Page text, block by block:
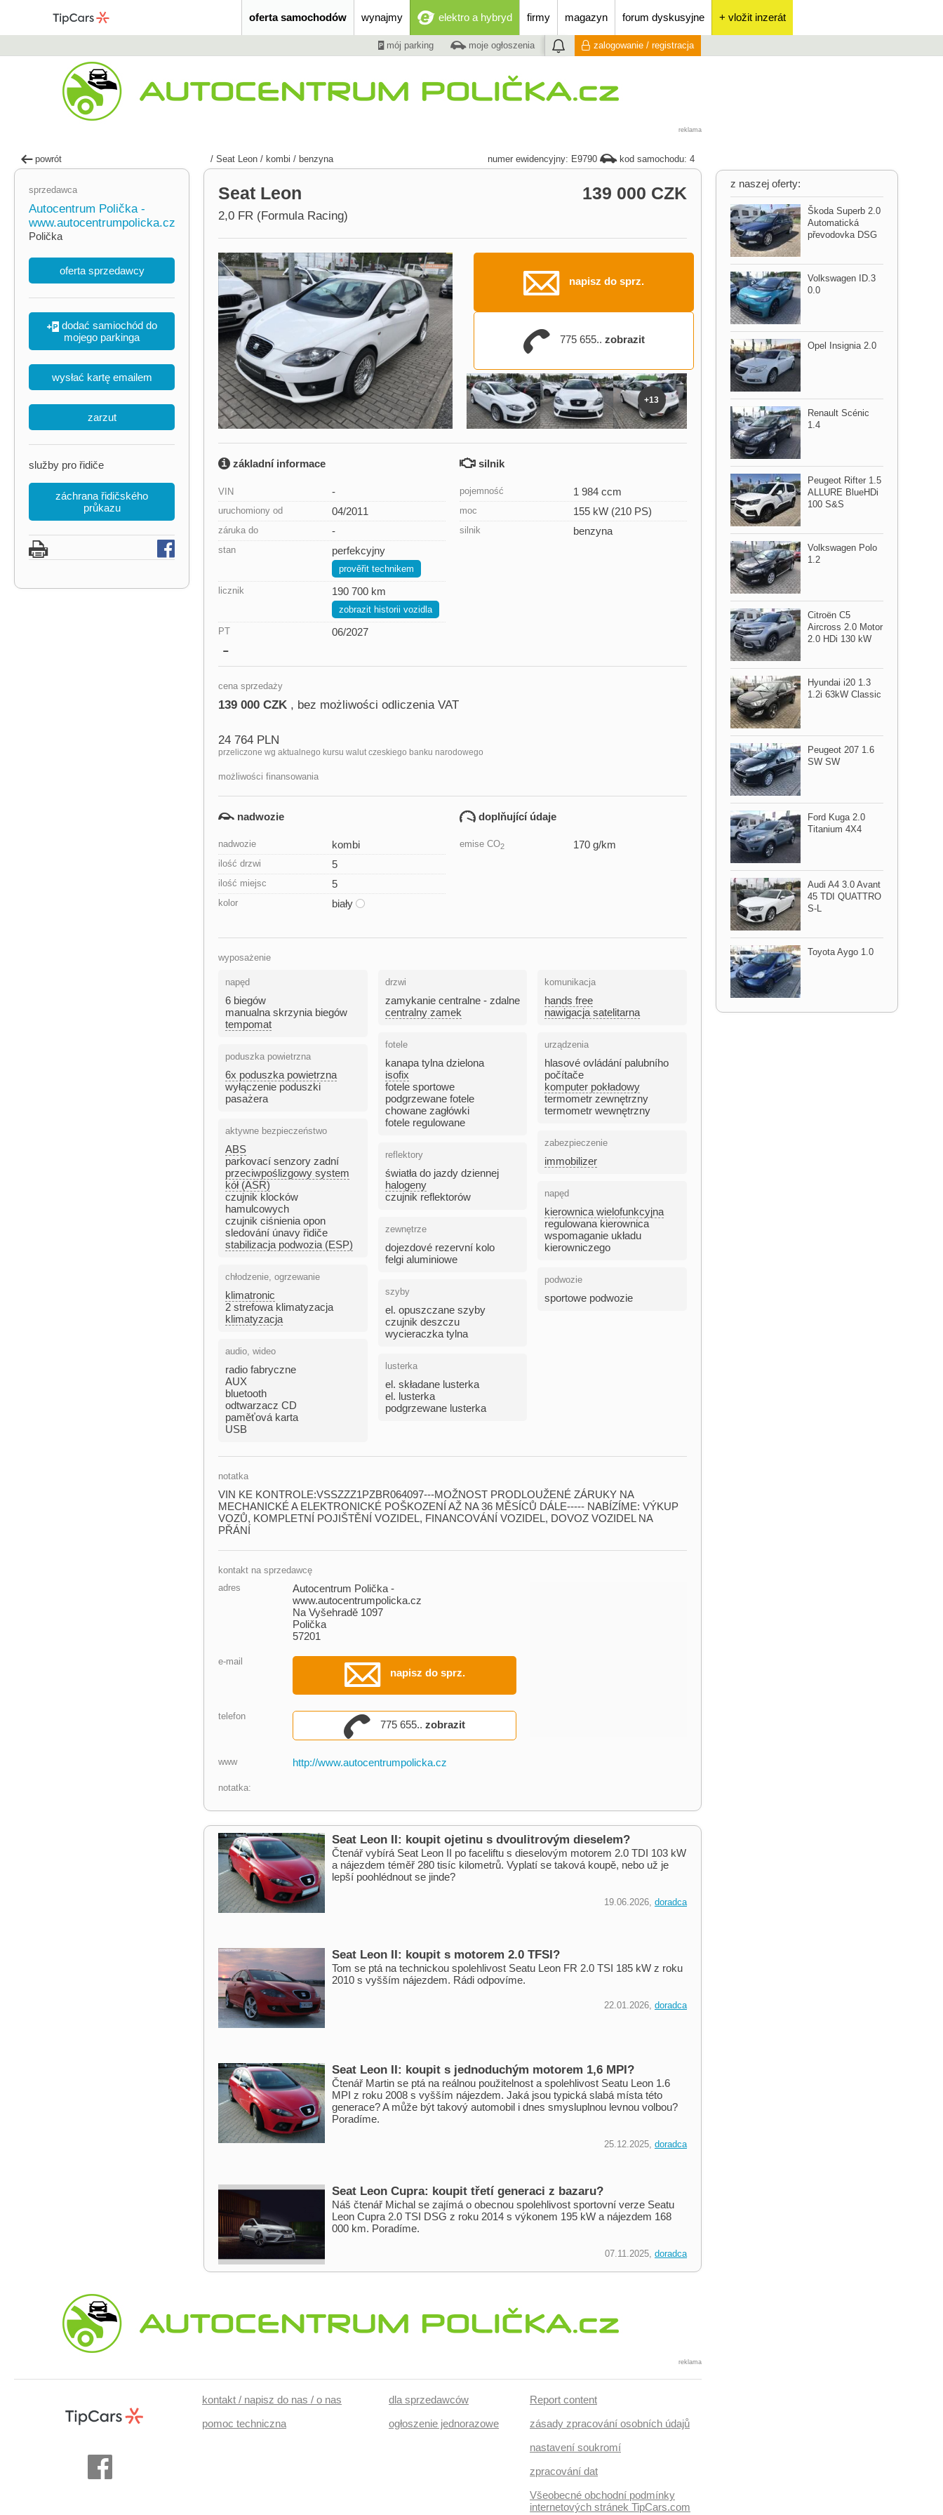
oferta samochodów wynajmy elektro a hybryd firmy magazyn forum dyskusyjne + vložit inzerát
mój parking moje ogłoszenia zalogowanie / registracja
reklama
powrót / Seat Leon / kombi / benzyna numer ewidencyjny: E9790 kod samochodu: 4
Seat Leon
2,0 FR (Formula Racing)
139 000 CZK
napisz do sprz.
775 655.. zobrazit
+13
základní informace
VIN -
uruchomiony od 04/2011
záruka do -
stan perfekcyjny
prověřit technikem
licznik 190 700 km
zobrazit historii vozidla
PT 06/2027
silnik
pojemność 1 984 ccm
moc 155 kW (210 PS)
silnik benzyna
cena sprzedaży
139 000 CZK , bez możliwości odliczenia VAT
24 764 PLN
przeliczone wg aktualnego kursu walut czeskiego banku narodowego
możliwości finansowania
nadwozie
nadwozie kombi
ilość drzwi 5
ilość miejsc 5
kolor biały
doplňující údaje
emise CO2 170 g/km
wyposażenie
napęd
6 biegów
manualna skrzynia biegów
tempomat
poduszka powietrzna
6x poduszka powietrzna
wyłączenie poduszki
pasażera
aktywne bezpieczeństwo
ABS
parkovací senzory zadní
przeciwpoślizgowy system
kół (ASR)
czujnik klocków
hamulcowych
czujnik ciśnienia opon
sledování únavy řidiče
stabilizacja podwozia (ESP)
chłodzenie, ogrzewanie
klimatronic
2 strefowa klimatyzacja
klimatyzacja
audio, wideo
radio fabryczne
AUX
bluetooth
odtwarzacz CD
paměťová karta
USB
drzwi
zamykanie centralne - zdalne
centralny zamek
fotele
kanapa tylna dzielona
isofix
fotele sportowe
podgrzewane fotele
chowane zagłówki
fotele regulowane
reflektory
światła do jazdy dziennej
halogeny
czujnik reflektorów
zewnętrze
dojezdové rezervní kolo
felgi aluminiowe
szyby
el. opuszczane szyby
czujnik deszczu
wycieraczka tylna
lusterka
el. składane lusterka
el. lusterka
podgrzewane lusterka
komunikacja
hands free
nawigacja satelitarna
urządzenia
hlasové ovládání palubního
počítače
komputer pokładowy
termometr zewnętrzny
termometr wewnętrzny
zabezpieczenie
immobilizer
napęd
kierownica wielofunkcyjna
regulowana kierownica
wspomaganie układu
kierowniczego
podwozie
sportowe podwozie
notatka
VIN KE KONTROLE:VSSZZZ1PZBR064097​-​-​-MOŽNOST PRODLOUŽENÉ ZÁRUKY NA
MECHANICKÉ A ELEKTRONICKÉ POŠKOZENÍ AŽ NA 36 MĚSÍCŮ DÁLE​-​-​-​-​- NABÍZÍME: VÝKUP
VOZŮ,​ KOMPLETNÍ POJIŠTĚNÍ VOZIDEL,​ FINANCOVÁNÍ VOZIDEL,​ DOVOZ VOZIDEL NA
PŘÁNÍ
kontakt na sprzedawcę
adres
Autocentrum Polička -
www.autocentrumpolicka.cz
Na Vyšehradě 1097
Polička
57201
e-mail
napisz do sprz.
telefon
775 655..zobrazit
www http://www.autocentrumpolicka.cz
notatka:
sprzedawca
Autocentrum Polička -
www.autocentrumpolicka.cz
Polička
oferta sprzedawcy
dodać samiochód do
mojego parkinga
wysłać kartę emailem
zarzut
služby pro řidiče
záchrana řidičského
průkazu
Seat Leon II: koupit ojetinu s dvoulitrovým dieselem?
Čtenář vybírá Seat Leon II po faceliftu s dieselovým motorem 2.0 TDI 103 kW
a nájezdem téměř 280 tisíc kilometrů. Vyplatí se taková koupě, nebo už je
lepší poohlédnout se jinde?
19.06.2026, doradca
Seat Leon II: koupit s motorem 2.0 TFSI?
Tom se ptá na technickou spolehlivost Seatu Leon FR 2.0 TSI 185 kW z roku
2010 s vyšším nájezdem. Rádi odpovíme.
22.01.2026, doradca
Seat Leon II: koupit s jednoduchým motorem 1,6 MPI?
Čtenář Martin se ptá na reálnou použitelnost a spolehlivost Seatu Leon 1.6
MPI z roku 2008 s vyšším nájezdem. Jaká jsou typická slabá místa této
generace? A může být takový automobil i dnes smysluplnou levnou volbou?
Poradíme.
25.12.2025, doradca
Seat Leon Cupra: koupit třetí generaci z bazaru?
Náš čtenář Michal se zajímá o obecnou spolehlivost sportovní verze Seatu
Leon Cupra 2.0 TSI DSG z roku 2014 s výkonem 195 kW a nájezdem 168
000 km. Poradíme.
07.11.2025, doradca
z naszej oferty:
Škoda Superb 2.0
Automatická
převodovka DSG
Volkswagen ID.3
0.0
Opel Insignia 2.0
Renault Scénic
1.4
Peugeot Rifter 1.5
ALLURE BlueHDi
100 S&S
Volkswagen Polo
1.2
Citroën C5
Aircross 2.0 Motor
2.0 HDi 130 kW
Hyundai i20 1.3
1.2i 63kW Classic
Peugeot 207 1.6
SW SW
Ford Kuga 2.0
Titanium 4X4
Audi A4 3.0 Avant
45 TDI QUATTRO
S​-L
Toyota Aygo 1.0
reklama
kontakt / napisz do nas / o nas
pomoc techniczna
dla sprzedawców
ogłoszenie jednorazowe
Report content
zásady zpracování osobních údajů
nastavení soukromí
zpracování dat
Všeobecné obchodní podmínky
internetových stránek TipCars.com